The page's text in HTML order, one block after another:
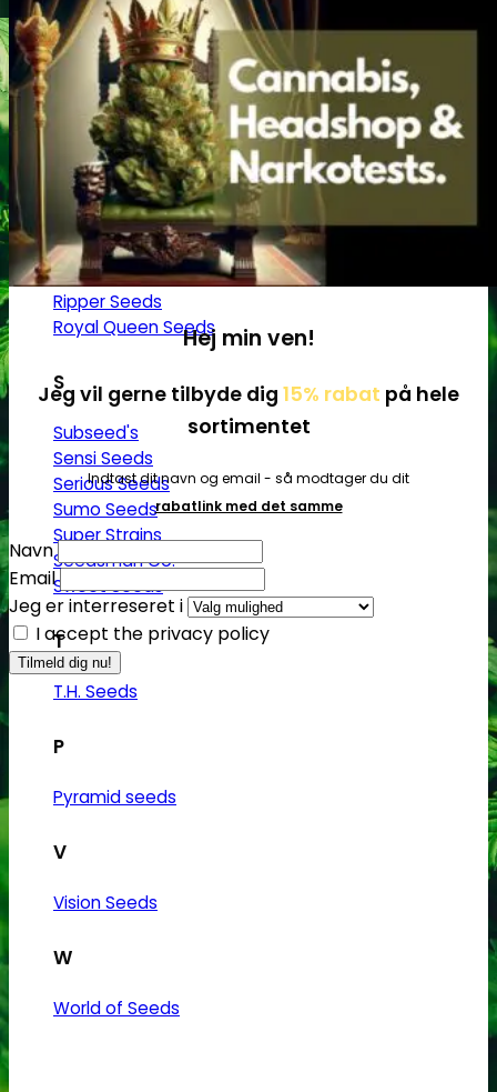
M
Medical Marijuana Gen.
Medical Seeds Co.
Nirvana Seeds
R
Ripper Seeds
Royal Queen Seeds
S
Subseed's
Sensi Seeds
Serious Seeds
Sumo Seeds
Super Strains
Seedsman Co.
Sweet Seeds
T
T.H. Seeds
P
Pyramid seeds
V
Vision Seeds
W
World of Seeds
Hej min ven!
Jeg vil gerne tilbyde dig 15% rabat på hele
sortimentet
Indtast dit navn og email - så modtager du dit
rabatlink med det samme
Navn
Email
Jeg er interreseret i
I accept the privacy policy